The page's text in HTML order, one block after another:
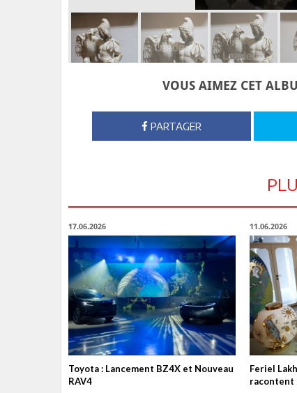
VOUS AIMEZ CET
PARTAGER
17.06.2026
Toyota : Lancement BZ4X et Nouveau
RAV4
11.06.2026
Feriel
racontent